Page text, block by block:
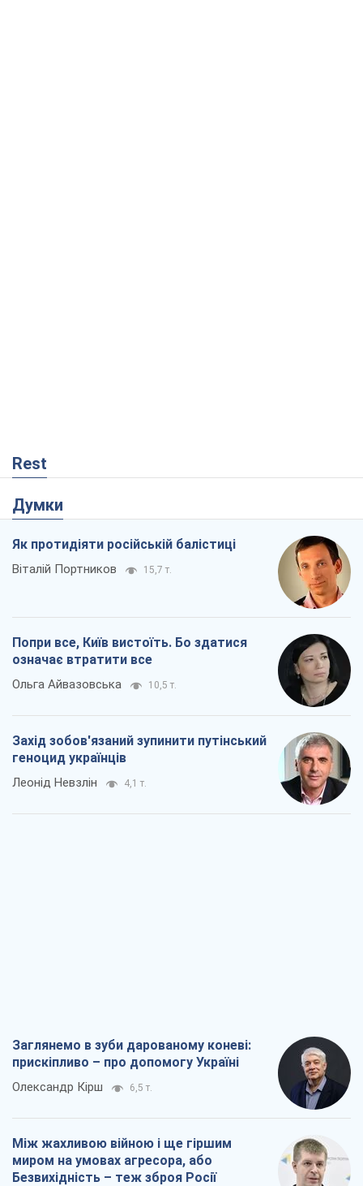
Rest
Думки
Як протидіяти російській балістиці
Віталій Портников 15,7 т.
Попри все, Київ вистоїть. Бо здатися
означає втратити все
Ольга Айвазовська 10,5 т.
Захід зобов'язаний зупинити путінський
геноцид українців
Леонід Невзлін 4,1 т.
Заглянемо в зуби дарованому коневі:
прискіпливо – про допомогу Україні
Олександр Кірш 6,5 т.
Між жахливою війною і ще гіршим
миром на умовах агресора, або
Безвихідність – теж зброя Росії